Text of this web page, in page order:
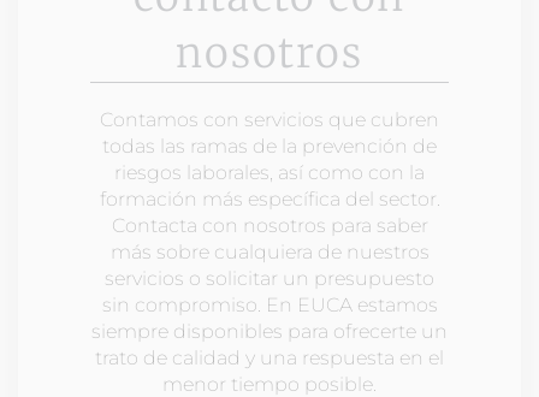
nosotros
Contamos con servicios que cubren
todas las ramas de la prevención de
riesgos laborales, así como con la
formación más específica del sector.
Contacta con nosotros para saber
más sobre cualquiera de nuestros
servicios o solicitar un presupuesto
sin compromiso. En EUCA estamos
siempre disponibles para ofrecerte un
trato de calidad y una respuesta en el
menor tiempo posible.